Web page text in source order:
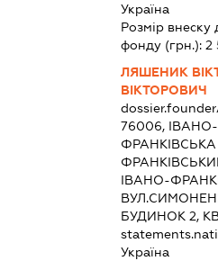
Україна
Розмір внеску
фонду (грн.): 2
ЛЯШЕНИК
ВІКТОРОВИЧ
76006, ІВАНО-
ІВАНО-
БУДИНОК 2,
Україна